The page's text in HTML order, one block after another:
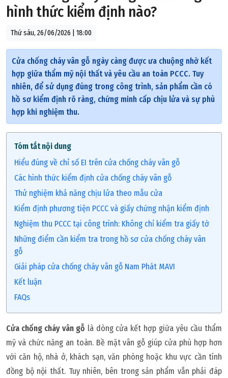
hình thức kiểm định nào?
Thứ sáu, 26/06/2026 | 18:00
Cửa chống cháy vân gỗ ngày càng được ưa chuộng nhờ kết
hợp giữa thẩm mỹ nội thất và yêu cầu an toàn PCCC. Tuy
nhiên, để sử dụng đúng trong công trình, sản phẩm cần có
hồ sơ kiểm định rõ ràng, chứng minh cấp chịu lửa và sự phù
hợp khi nghiệm thu.
Tóm tắt nội dung
Hiểu đúng về chỉ số EI trên cửa chống cháy vân gỗ
Các hình thức kiểm định cửa chống cháy vân gỗ
Thử nghiệm khả năng chịu lửa theo mẫu cửa
Kiểm định phương tiện PCCC và giấy chứng nhận kiểm định
Nghiệm thu PCCC tại công trình: Không chỉ kiểm tra giấy tờ
Những điểm cần kiểm tra trong hồ sơ cửa chống cháy vân
gỗ
Giải pháp cửa chống cháy vân gỗ Nam Phát MAVI
Kết luận
FAQs
Cửa chống cháy vân gỗ là dòng cửa kết hợp giữa yêu cầu thẩm
mỹ và chức năng an toàn. Bề mặt vân gỗ giúp cửa phù hợp hơn
với căn hộ, nhà ở, khách sạn, văn phòng hoặc khu vực cần tính
đồng bộ nội thất. Tuy nhiên, bên trong sản phẩm vẫn phải đáp